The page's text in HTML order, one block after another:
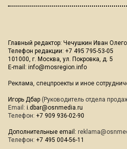
Главный редактор: Чечушкин Иван
Телефон редакции: +7 495 795-53-05
101000, г. Москва, ул. Покровка, д. 5
E-mail: info@mosregion.info
Реклама, спецпроекты и иное
Игорь Дбар (Руководитель отдела
Email: i.dbar@osnmedia.ru
Телефон: +7 909 936-02-90
Дополнительные email:
Телефон: +7 495 004-56-11